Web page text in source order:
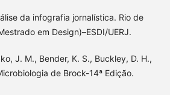
da infografia jornalística. Rio de
em Design)–ESDI/UERJ.
J. M., Bender, K. S., Buckley, D. H.,
de Brock-14ª Edição.